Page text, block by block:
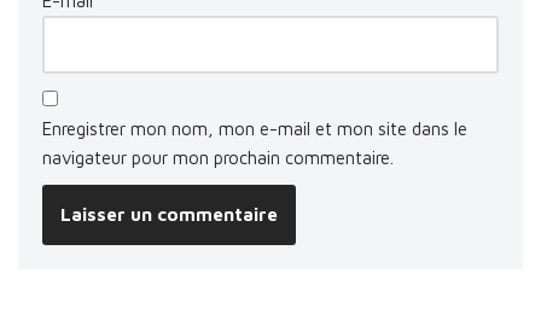
Enregistrer mon nom, mon e-mail et mon site dans le
navigateur pour mon prochain commentaire.